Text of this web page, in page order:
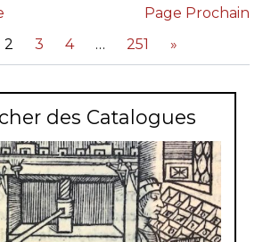
2 3 4 251 »
Page Prochain
des Catalogues